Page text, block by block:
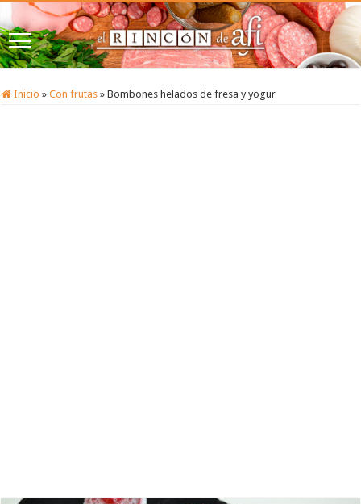
Inicio » Con frutas » Bombones helados de fresa y yogur